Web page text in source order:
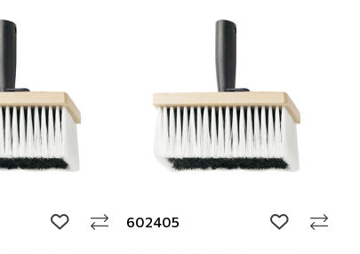
add to wishlist602405 add to wishlist